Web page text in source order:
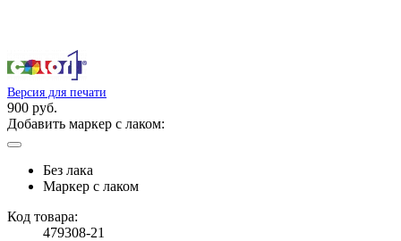
Версия для печати
900 руб.
Добавить маркер с лаком:
Без лака
Маркер с лаком
Код товара:
479308-21